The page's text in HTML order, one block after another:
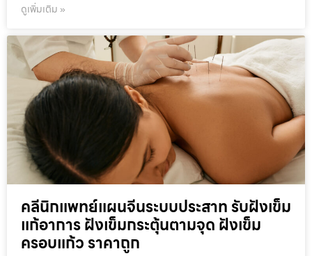
ดูเพิ่มเติม »
คลีนิกแพทย์แผนจีนระบบประสาท รับฝังเข็ม
แก้อาการ ฝังเข็มกระตุ้นตามจุด ฝังเข็ม
ครอบแก้ว ราคาถูก